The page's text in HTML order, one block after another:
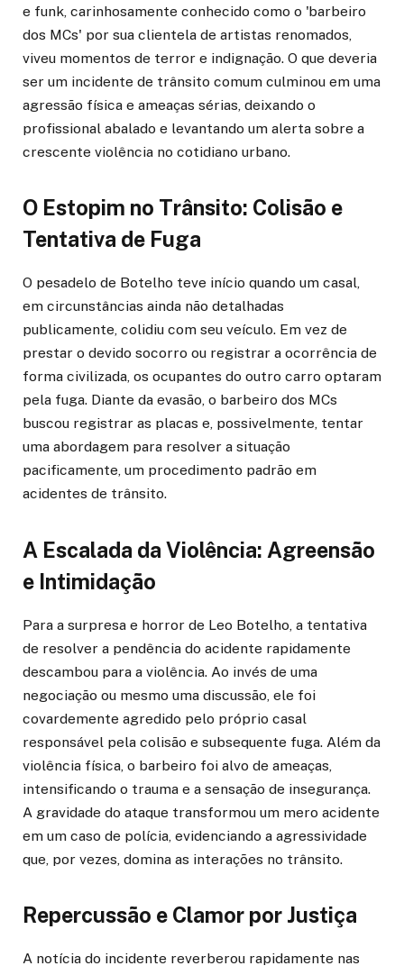
e funk, carinhosamente conhecido como o 'barbeiro
dos MCs' por sua clientela de artistas renomados,
viveu momentos de terror e indignação. O que deveria
ser um incidente de trânsito comum culminou em uma
agressão física e ameaças sérias, deixando o
profissional abalado e levantando um alerta sobre a
crescente violência no cotidiano urbano.
O Estopim no Trânsito: Colisão e
Tentativa de Fuga
O pesadelo de Botelho teve início quando um casal,
em circunstâncias ainda não detalhadas
publicamente, colidiu com seu veículo. Em vez de
prestar o devido socorro ou registrar a ocorrência de
forma civilizada, os ocupantes do outro carro optaram
pela fuga. Diante da evasão, o barbeiro dos MCs
buscou registrar as placas e, possivelmente, tentar
uma abordagem para resolver a situação
pacificamente, um procedimento padrão em
acidentes de trânsito.
A Escalada da Violência: Agreensão
e Intimidação
Para a surpresa e horror de Leo Botelho, a tentativa
de resolver a pendência do acidente rapidamente
descambou para a violência. Ao invés de uma
negociação ou mesmo uma discussão, ele foi
covardemente agredido pelo próprio casal
responsável pela colisão e subsequente fuga. Além da
violência física, o barbeiro foi alvo de ameaças,
intensificando o trauma e a sensação de insegurança.
A gravidade do ataque transformou um mero acidente
em um caso de polícia, evidenciando a agressividade
que, por vezes, domina as interações no trânsito.
Repercussão e Clamor por Justiça
A notícia do incidente reverberou rapidamente nas